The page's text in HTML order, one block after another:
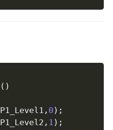
( )
P1_Level1 , 0 ) ;
P1_Level2 , 1 ) ;